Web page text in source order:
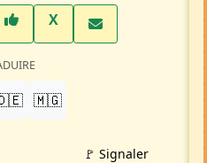
Facebook
XTwitter X
🇲🇬
🚩 Signaler